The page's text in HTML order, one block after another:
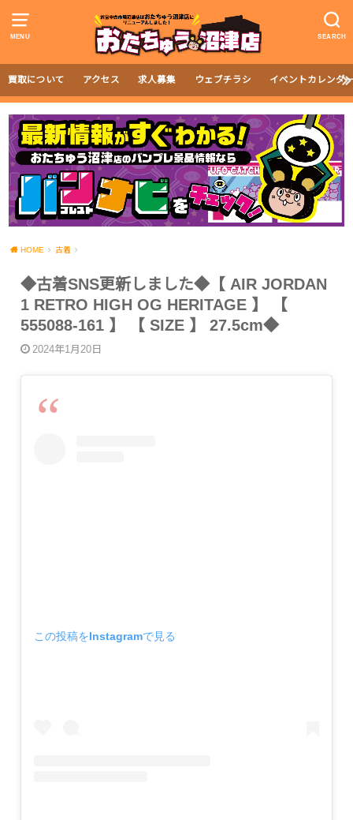
MENU SEARCH
買取について アクセス 求人募集 ウェブチラシ イベントカレンダ
HOME 古着
◆古着SNS更新しました◆【 AIR JORDAN
1 RETRO HIGH OG HERITAGE 】 【
555088-161 】 【 SIZE 】 27.5cm◆
2024年1月20日
この投稿をInstagramで見る